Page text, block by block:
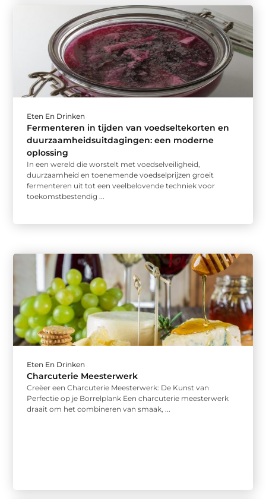
Eten En Drinken
Fermenteren in tijden van voedseltekorten en
duurzaamheidsuitdagingen: een moderne
oplossing
In een wereld die worstelt met voedselveiligheid,
duurzaamheid en toenemende voedselprijzen groeit
fermenteren uit tot een veelbelovende techniek voor
toekomstbestendig ...
Eten En Drinken
Charcuterie Meesterwerk
Creëer een Charcuterie Meesterwerk: De Kunst van
Perfectie op je Borrelplank Een charcuterie meesterwerk
draait om het combineren van smaak, ...